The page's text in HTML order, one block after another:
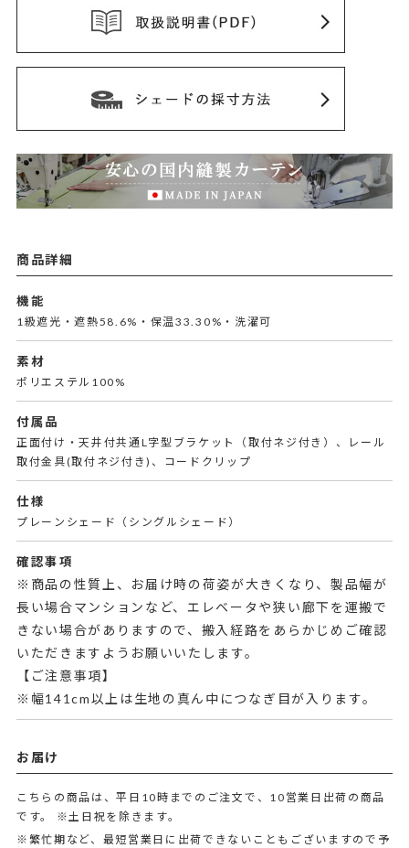
商品詳細
機能
1級遮光・遮熱58.6%・保温33.30%・洗濯可
素材
ポリエステル100%
付属品
正面付け・天井付共通L字型ブラケット（取付ネジ付き）、レール
取付金具(取付ネジ付き)、コードクリップ
仕様
プレーンシェード（シングルシェード）
確認事項
※商品の性質上、お届け時の荷姿が大きくなり、製品幅が
長い場合マンションなど、エレベータや狭い廊下を運搬で
きない場合がありますので、搬入経路をあらかじめご確認
いただきますようお願いいたします。
【ご注意事項】
※幅141cm以上は生地の真ん中につなぎ目が入ります。
お届け
こちらの商品は、平日10時までのご注文で、10営業日出荷の商品
です。
※土日祝を除きます。
※繁忙期など、最短営業日に出荷できないこともございますので予